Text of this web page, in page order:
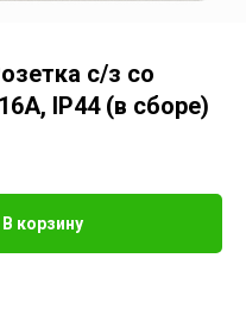
с/з со
IP44 (в сборе)
В корзину